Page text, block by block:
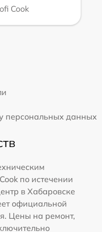
Cook
персональных данных
по истечении
в Хабаровске
официальной
Цены на ремонт,